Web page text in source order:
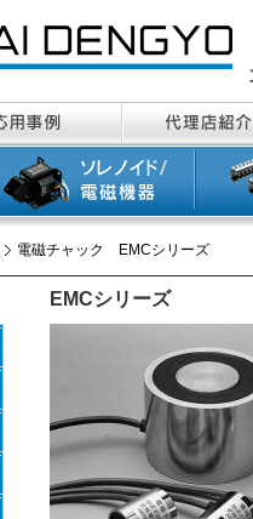
電磁チャック EMCシリーズ
EMCシリーズ